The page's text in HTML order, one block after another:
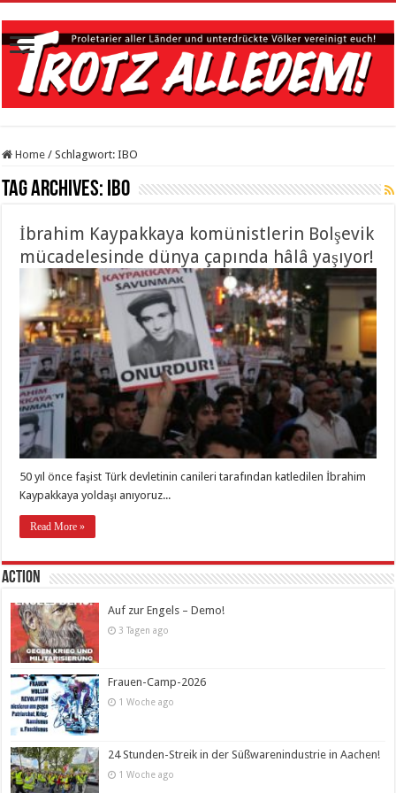
Home / Schlagwort:IBO
Tag Archives: IBO
İbrahim Kaypakkaya komünistlerin Bolşevik
mücadelesinde dünya çapında hâlâ yaşıyor!
50 yıl önce faşist Türk devletinin canileri tarafından katledilen İbrahim
Kaypakkaya yoldaşı anıyoruz...
Read More »
Action
Auf zur Engels – Demo!
3 Tagen ago
Frauen-Camp-2026
1 Woche ago
24 Stunden-Streik in der Süßwarenindustrie in Aachen!
1 Woche ago